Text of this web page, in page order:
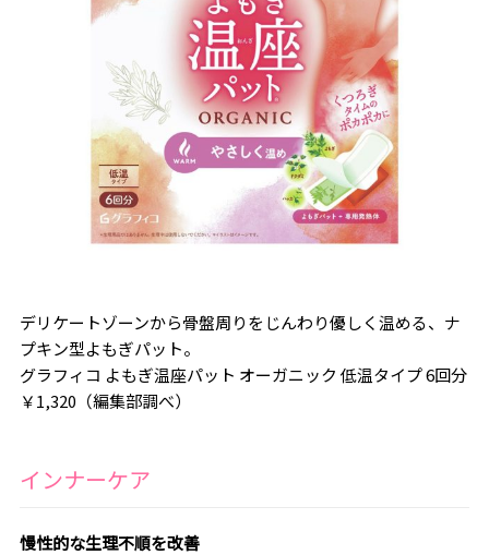
デリケートゾーンから骨盤周りをじんわり優しく温める、ナ
プキン型よもぎパット。
グラフィコ よもぎ温座パット オーガニック 低温タイプ 6回分
￥1,320（編集部調べ）
インナーケア
慢性的な生理不順を改善